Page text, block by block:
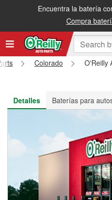
Encuentra la batería
Compra
Recibe tu orden gratis al día
Colorado
O'Reilly
Detalles
Baterías para